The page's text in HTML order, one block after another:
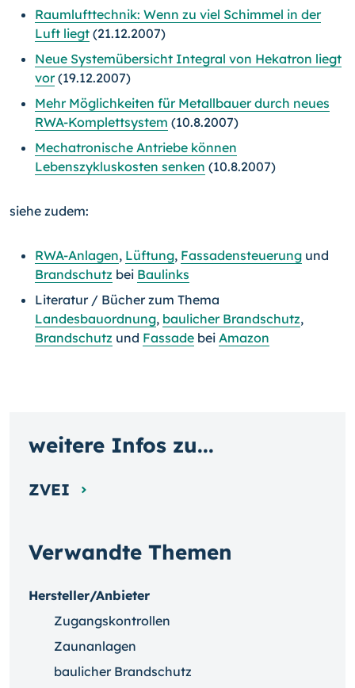
Raumlufttechnik: Wenn zu viel Schimmel in der
Luft liegt (21.12.2007)
Neue Systemübersicht Integral von Hekatron liegt
vor(19.12.2007)
Mehr Möglichkeiten für Metallbauer durch neues
RWA-Komplettsystem (10.8.2007)
Mechatronische Antriebe können
Lebenszykluskosten senken (10.8.2007)
siehe zudem:
RWA-Anlagen, Lüftung, Fassadensteuerung und
Brandschutz bei Baulinks
Literatur / Bücher zum Thema
Landesbauordnung, baulicher Brandschutz,
Brandschutz und Fassade bei Amazon
Verwandte Themen
Hersteller/Anbieter
Zugangskontrollen
Zaunanlagen
baulicher Brandschutz
weitere Infos zu...
ZVEI